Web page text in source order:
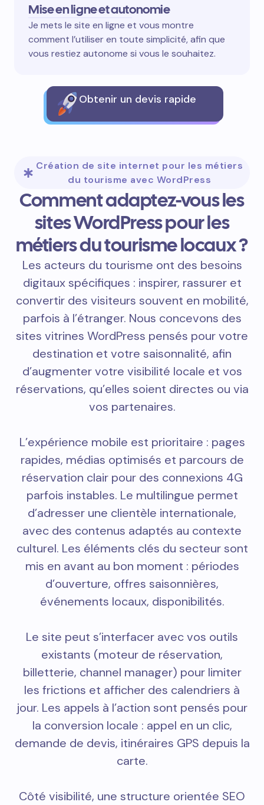
Mise en ligne et autonomie
Je mets le site en ligne et vous montre
comment l’utiliser en toute simplicité, afin que
vous restiez autonome si vous le souhaitez.
Obtenir un devis rapide
Création de site internet pour les métiers
du tourisme avec WordPress
Comment adaptez-vous les
sites WordPress pour les
métiers du tourisme locaux ?
Les acteurs du tourisme ont des besoins
digitaux spécifiques : inspirer, rassurer et
convertir des visiteurs souvent en mobilité,
parfois à l’étranger. Nous concevons des
sites vitrines WordPress pensés pour votre
destination et votre saisonnalité, afin
d’augmenter votre visibilité locale et vos
réservations, qu’elles soient directes ou via
vos partenaires.
L’expérience mobile est prioritaire : pages
rapides, médias optimisés et parcours de
réservation clair pour des connexions 4G
parfois instables. Le multilingue permet
d’adresser une clientèle internationale,
avec des contenus adaptés au contexte
culturel. Les éléments clés du secteur sont
mis en avant au bon moment : périodes
d’ouverture, offres saisonnières,
événements locaux, disponibilités.
Le site peut s’interfacer avec vos outils
existants (moteur de réservation,
billetterie, channel manager) pour limiter
les frictions et afficher des calendriers à
jour. Les appels à l’action sont pensés pour
la conversion locale : appel en un clic,
demande de devis, itinéraires GPS depuis la
carte.
Côté visibilité, une structure orientée SEO